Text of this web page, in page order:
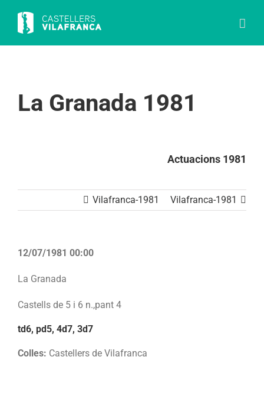
content
La Granada 1981
Actuacions 1981
Vilafranca-1981 Vilafranca-1981
12/07/1981 00:00
La Granada
Castells de 5 i 6 n.,pant 4
td6, pd5, 4d7, 3d7
Colles: Castellers de Vilafranca